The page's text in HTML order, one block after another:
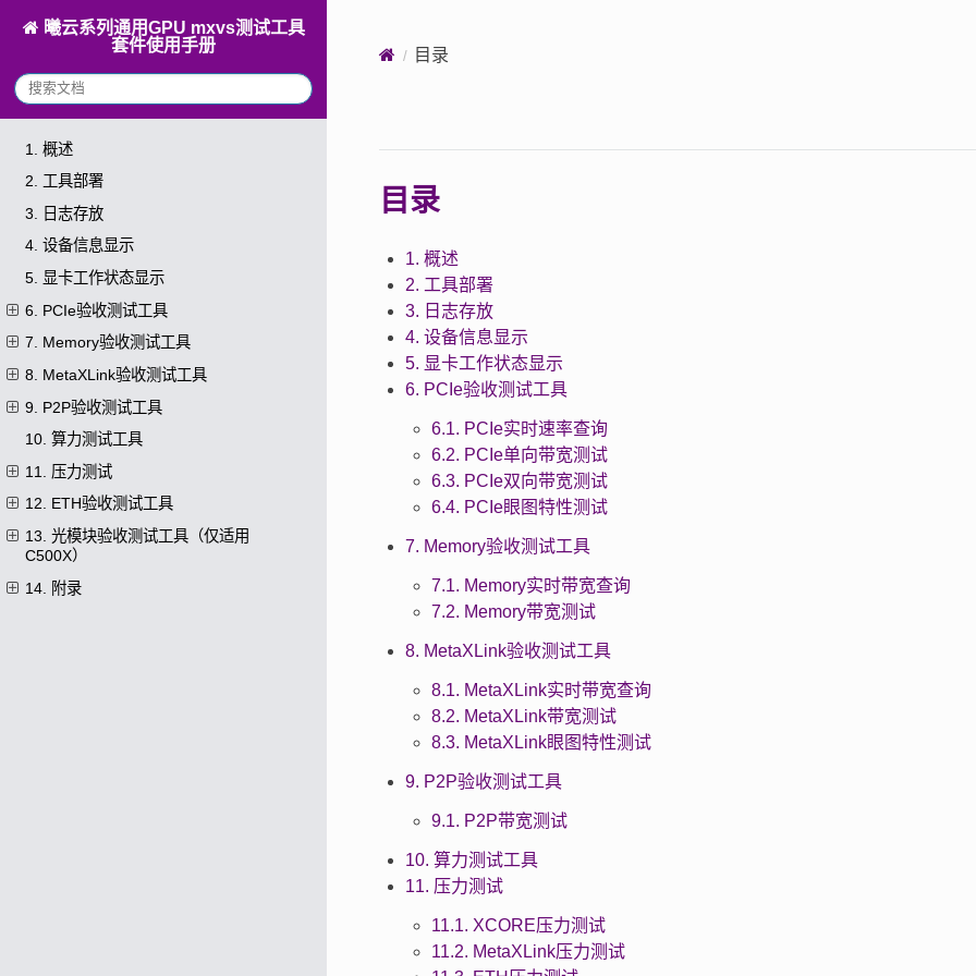
曦云系列通用GPU mxvs测试工具
套件使用手册
1. 概述
2. 工具部署
3. 日志存放
4. 设备信息显示
5. 显卡工作状态显示
6. PCIe验收测试工具
7. Memory验收测试工具
8. MetaXLink验收测试工具
9. P2P验收测试工具
10. 算力测试工具
11. 压力测试
12. ETH验收测试工具
13. 光模块验收测试工具（仅适用
C500X）
14. 附录
目录
目录
1. 概述
2. 工具部署
3. 日志存放
4. 设备信息显示
5. 显卡工作状态显示
6. PCIe验收测试工具
6.1. PCIe实时速率查询
6.2. PCIe单向带宽测试
6.3. PCIe双向带宽测试
6.4. PCIe眼图特性测试
7. Memory验收测试工具
7.1. Memory实时带宽查询
7.2. Memory带宽测试
8. MetaXLink验收测试工具
8.1. MetaXLink实时带宽查询
8.2. MetaXLink带宽测试
8.3. MetaXLink眼图特性测试
9. P2P验收测试工具
9.1. P2P带宽测试
10. 算力测试工具
11. 压力测试
11.1. XCORE压力测试
11.2. MetaXLink压力测试